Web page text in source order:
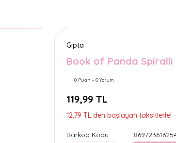
Gıpta
Book of Panda
0 Puan - 0 Yorum
119,99 TL
12,79 TL den başlayan taksitlerle!
Barkod Kodu